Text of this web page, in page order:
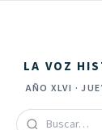
LA VOZ
AÑOXLVI ·